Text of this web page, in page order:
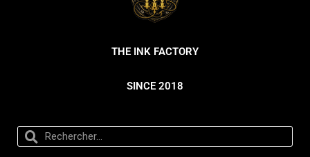
THE INK FACTORY
SINCE 2018